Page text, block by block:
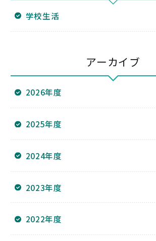
学校生活
アーカイブ
2026年度
2025年度
2024年度
2023年度
2022年度